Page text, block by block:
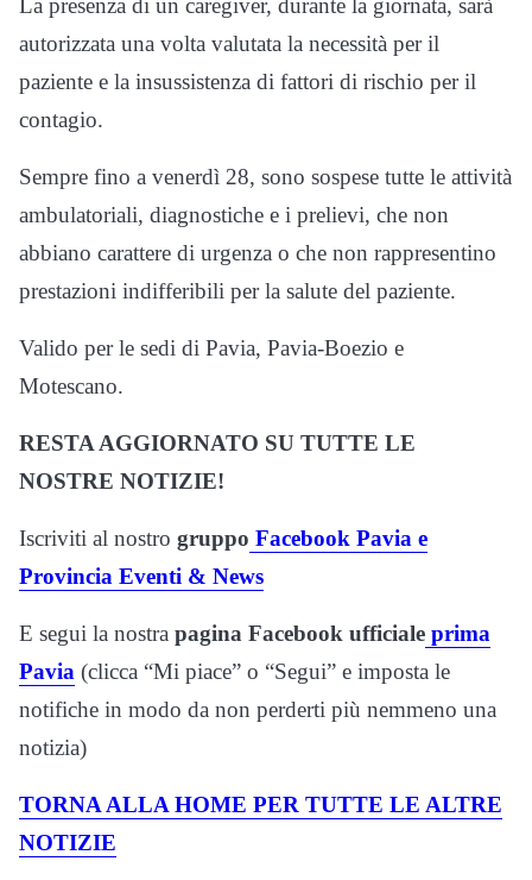
La presenza di un caregiver, durante la giornata, sarà
autorizzata una volta valutata la necessità per il
paziente e la insussistenza di fattori di rischio per il
contagio.
Sempre fino a venerdì 28, sono sospese tutte le attività
ambulatoriali, diagnostiche e i prelievi, che non
abbiano carattere di urgenza o che non rappresentino
prestazioni indifferibili per la salute del paziente.
Valido per le sedi di Pavia, Pavia-Boezio e
Motescano.
RESTA AGGIORNATO SU TUTTE LE
NOSTRE NOTIZIE!
Iscriviti al nostro gruppo Facebook Pavia e
Provincia Eventi & News
E segui la nostra pagina Facebook ufficiale prima
Pavia (clicca “Mi piace” o “Segui” e imposta le
notifiche in modo da non perderti più nemmeno una
notizia)
TORNA ALLA HOME PER TUTTE LE ALTRE
NOTIZIE